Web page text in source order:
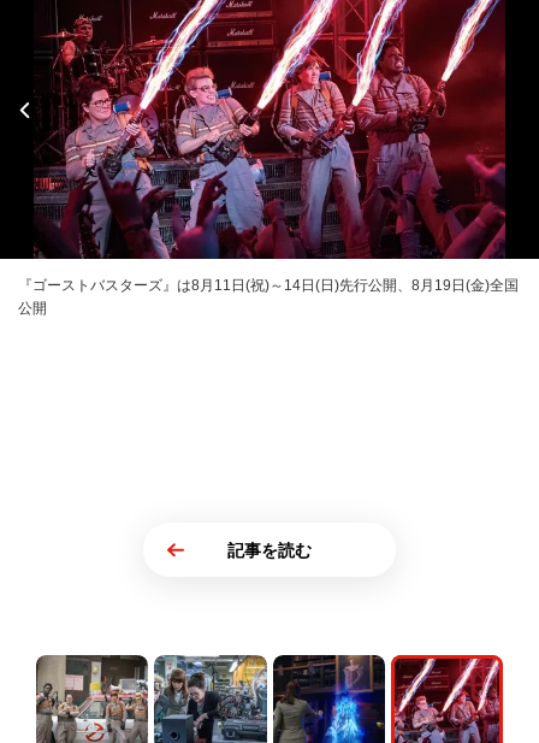
『ゴーストバスターズ』は8月11日(祝)～14日(日)先行公開、8月19日(金)全国
公開
記事を読む